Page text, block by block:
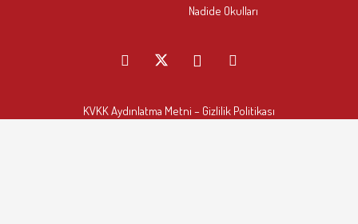
Nadide Okulları
KVKK Aydınlatma Metni – Gizlilik Politikası